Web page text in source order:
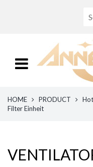
HOME PRODUCT
Filter Einheit